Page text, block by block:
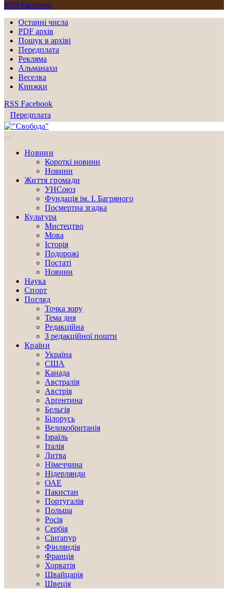
RSS Facebook
Останні числа
PDF архів
Пошук в архіві
Передплата
Рекляма
Альманахи
Веселка
Книжки
RSS Facebook
Передплата
Новини
Короткі новини
Новини
Життя громади
УНСоюз
Фундація ім. І. Багряного
Посмертна згадка
Культура
Мистецтво
Мова
Історія
Подорожі
Постаті
Новини
Наука
Спорт
Погляд
Точка зору
Тема дня
Редакційна
З редакційної пошти
Країни
Україна
США
Канада
Австралія
Австрія
Арґентина
Бельгія
Білорусь
Великобританія
Ізраїль
Італія
Литва
Німеччина
Нідерлянди
ОАЕ
Пакистан
Португалія
Польща
Росія
Сербія
Сінґапур
Фінляндія
Франція
Хорватія
Швайцарія
Швеція